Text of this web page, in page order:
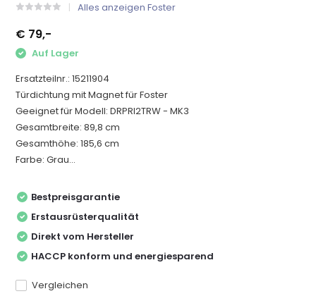
Alles anzeigen Foster
€ 79,-
Auf Lager
Ersatzteilnr.: 15211904
Türdichtung mit Magnet für Foster
Geeignet für Modell: DRPRI2TRW - MK3
Gesamtbreite: 89,8 cm
Gesamthöhe: 185,6 cm
Farbe: Grau...
Bestpreisgarantie
Erstausrüsterqualität
Direkt vom Hersteller
HACCP konform und energiesparend
Vergleichen